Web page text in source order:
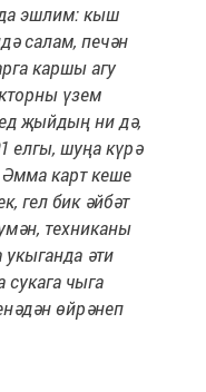
эшлим: кыш
салам, печән
каршы агу
үзем
җыйдың ни дә,
елгы, шуңа күрә
карт кеше
гел бик әйбәт
техниканы
әти
чыга
өйрәнеп